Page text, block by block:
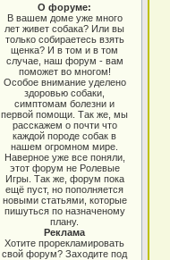
О форуме:
В вашем доме уже много
лет живет собака? Или вы
только собираетесь взять
щенка? И в том и в том
случае, наш форум - вам
поможет во многом!
Особое внимание уделено
здоровью собаки,
симптомам болезни и
первой помощи. Так же, мы
расскажем о почти что
каждой породе собак в
нашем огромном мире.
Наверное уже все поняли,
этот форум не Ролевые
Игры. Так же, форум пока
ещё пуст, но пополняется
новыми статьями, которые
пишуться по назначеному
плану.
Реклама
Хотите прорекламировать
свой форум? Заходите под